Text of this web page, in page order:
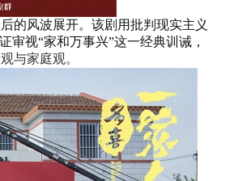
的风波展开。该剧 用批判现实主义
审视“家和万事兴”这一经典训诫，
与家庭观。